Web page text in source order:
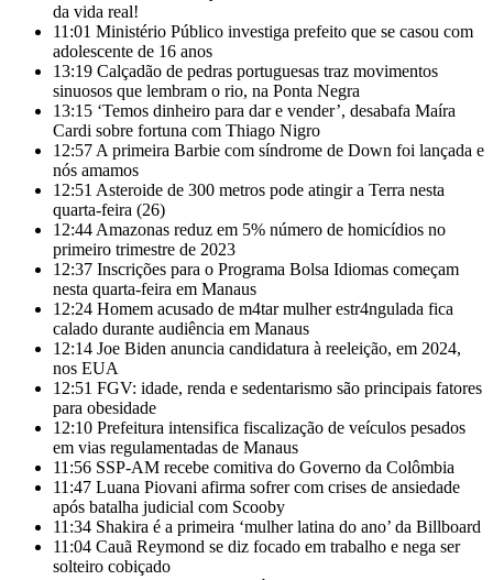
da vida real!
11:01 Ministério Público investiga prefeito que se casou com
adolescente de 16 anos
13:19 Calçadão de pedras portuguesas traz movimentos
sinuosos que lembram o rio, na Ponta Negra
13:15 ‘Temos dinheiro para dar e vender’, desabafa Maíra
Cardi sobre fortuna com Thiago Nigro
12:57 A primeira Barbie com síndrome de Down foi lançada e
nós amamos
12:51 Asteroide de 300 metros pode atingir a Terra nesta
quarta-feira (26)
12:44 Amazonas reduz em 5% número de homicídios no
primeiro trimestre de 2023
12:37 Inscrições para o Programa Bolsa Idiomas começam
nesta quarta-feira em Manaus
12:24 Homem acusado de m4tar mulher estr4ngulada fica
calado durante audiência em Manaus
12:14 Joe Biden anuncia candidatura à reeleição, em 2024,
nos EUA
12:51 FGV: idade, renda e sedentarismo são principais fatores
para obesidade
12:10 Prefeitura intensifica fiscalização de veículos pesados
em vias regulamentadas de Manaus
11:56 SSP-AM recebe comitiva do Governo da Colômbia
11:47 Luana Piovani afirma sofrer com crises de ansiedade
após batalha judicial com Scooby
11:34 Shakira é a primeira ‘mulher latina do ano’ da Billboard
11:04 Cauã Reymond se diz focado em trabalho e nega ser
solteiro cobiçado